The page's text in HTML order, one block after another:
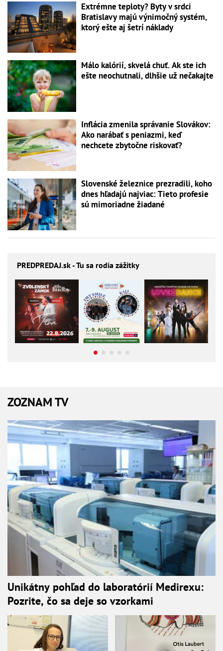
Extrémne teploty? Byty v srdci
Bratislavy majú výnimočný systém,
ktorý ešte aj šetrí náklady
Málo kalórií, skvelá chuť. Ak ste ich
ešte neochutnali, dlhšie už nečakajte
Inflácia zmenila správanie Slovákov:
Ako narábať s peniazmi, keď
nechcete zbytočne riskovať?
Slovenské železnice prezradili, koho
dnes hľadajú najviac: Tieto profesie
sú mimoriadne žiadané
PREDPREDAJ.sk - Tu sa rodia zážitky
ZOZNAM TV
Unikátny pohľad do laboratórií Medirexu:
Pozrite, čo sa deje so vzorkami